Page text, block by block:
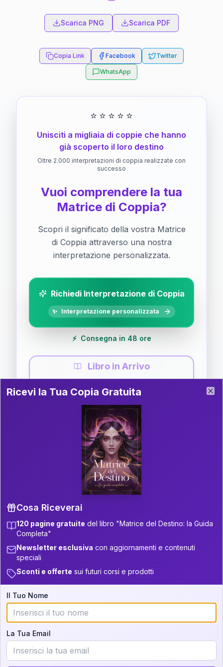
Scarica PNG Scarica PDF
Copia Link Facebook Twitter
WhatsApp
⭐ ⭐ ⭐ ⭐ ⭐
Unisciti a migliaia di coppie che hanno
già scoperto il loro destino
Oltre 2.000 interpretazioni di coppia realizzate con
successo
Vuoi comprendere la tua
Matrice di Coppia?
Scopri il significato della vostra Matrice
di Coppia attraverso una nostra
interpretazione personalizzata.
Richiedi Interpretazione di Coppia
✨ Interpretazione personalizzata
⚡ Consegna in 48 ore
Libro in Arrivo
Guida completa di Coppia
Il libro è in fase di scrittura. Iscriviti alla newsletter
per ricevere aggiornamenti!
P.S. Interpretazione parziale
gratuita
Scorri più in basso per vedere
un'interpretazione parziale gratuita della tua
Iscriviti alla newsletter per ricevere
aggiornamenti quando sarà disponibile.
Cosa scoprirete nella vostra
interpretazione:
💕 Come rafforzare la vostra unione
Ricevi la Tua Copia Gratuita del Libro
Ricevi la Tua Copia Gratuita
Cosa Riceverai
120 pagine gratuite del libro "Matrice del Destino: la Guida
Completa"
Newsletter esclusiva con aggiornamenti e contenuti
speciali
Sconti e offerte sui futuri corsi e prodotti
Il Tuo Nome
La Tua Email